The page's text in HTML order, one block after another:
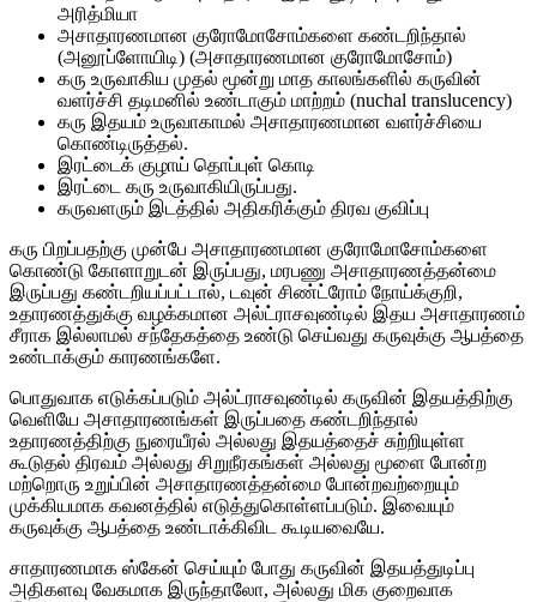
அரித்மியா
அசாதாரணமான குரோமோசோம்களை கண்டறிந்தால்
(அனூப்ளோயிடி) (அசாதாரணமான குரோமோசோம்)
கரு உருவாகிய முதல் மூன்று மாத காலங்களில் கருவின்
வளர்ச்சி தடிமனில் உண்டாகும் மாற்றம் (nuchal translucency)
கரு இதயம் உருவாகாமல் அசாதாரணமான வளர்ச்சியை
கொண்டிருத்தல்.
இரட்டைக் குழாய் தொப்புள் கொடி
இரட்டை கரு உருவாகியிருப்பது.
கருவளரும் இடத்தில் அதிகரிக்கும் திரவ குவிப்பு
கரு பிறப்பதற்கு முன்பே அசாதாரணமான குரோமோசோம்களை
கொண்டு கோளாறுடன் இருப்பது, மரபணு அசாதாரணத்தன்மை
இருப்பது கண்டறியப்பட்டால், டவுன் சிண்ட்ரோம் நோய்க்குறி,
உதாரணத்துக்கு வழக்கமான அல்ட்ராசவுண்டில் இதய அசாதாரணம்
சீராக இல்லாமல் சந்தேகத்தை உண்டு செய்வது கருவுக்கு ஆபத்தை
உண்டாக்கும் காரணங்களே.
பொதுவாக எடுக்கப்படும் அல்ட்ராசவுண்டில் கருவின் இதயத்திற்கு
வெளியே அசாதாரணங்கள் இருப்பதை கண்டறிந்தால்
உதாரணத்திற்கு நுரையீரல் அல்லது இதயத்தைச் சுற்றியுள்ள
கூடுதல் திரவம் அல்லது சிறுநீரகங்கள் அல்லது மூளை போன்ற
மற்றொரு உறுப்பின் அசாதாரணத்தன்மை போன்றவற்றையும்
முக்கியமாக கவனத்தில் எடுத்துகொள்ளப்படும். இவையும்
கருவுக்கு ஆபத்தை உண்டாக்கிவிட கூடியவையே.
சாதாரணமாக ஸ்கேன் செய்யும் போது கருவின் இதயத்துடிப்பு
அதிகளவு வேகமாக இருந்தாலோ, அல்லது மிக குறைவாக